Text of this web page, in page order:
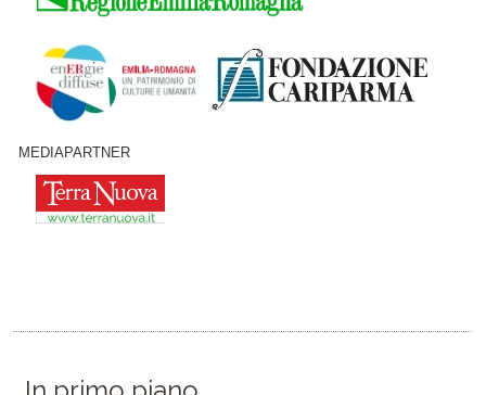
MEDIAPARTNER